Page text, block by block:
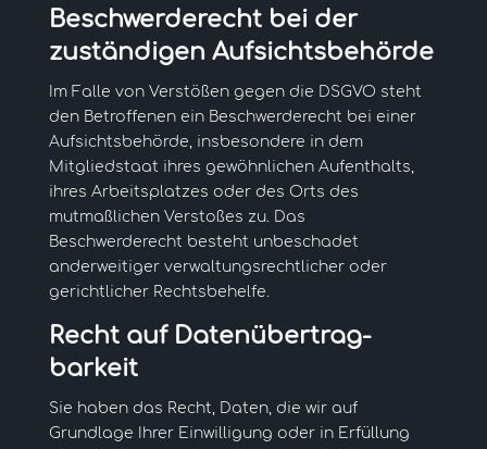
Beschwerde­recht bei der
zuständigen Aufsichts­behörde
Im Falle von Verstößen gegen die DSGVO steht
den Betroffenen ein Beschwerderecht bei einer
Aufsichtsbehörde, insbesondere in dem
Mitgliedstaat ihres gewöhnlichen Aufenthalts,
ihres Arbeitsplatzes oder des Orts des
mutmaßlichen Verstoßes zu. Das
Beschwerderecht besteht unbeschadet
anderweitiger verwaltungsrechtlicher oder
gerichtlicher Rechtsbehelfe.
Recht auf Daten­übertrag­
barkeit
Sie haben das Recht, Daten, die wir auf
Grundlage Ihrer Einwilligung oder in Erfüllung